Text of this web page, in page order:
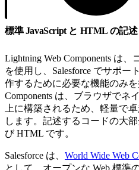
標準 JavaScript と HTML の記述
Lightning Web Components は、
を使用し、Salesforce でサポ
作するために必要な機能のみ
Components は、ブラウザでネ
上に構築されるため、軽量で
します。記述するコードの大部
び HTML です。
Salesforce は、 World Wide Web
として、オープンな Web 標準